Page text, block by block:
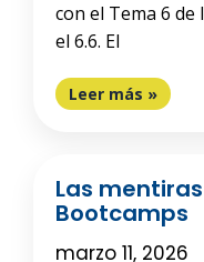
con el Tema 6 de
el 6.6. El
Leer más »
Las
Bootcamps
marzo 11, 2026